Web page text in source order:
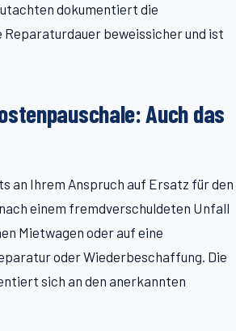
dokumentiert die
beweissicher und ist
Auch das
an Ihrem Anspruch auf Ersatz für den
einem fremdverschuldeten Unfall
Mietwagen oder auf eine
oder Wiederbeschaffung. Die
sich an den anerkannten